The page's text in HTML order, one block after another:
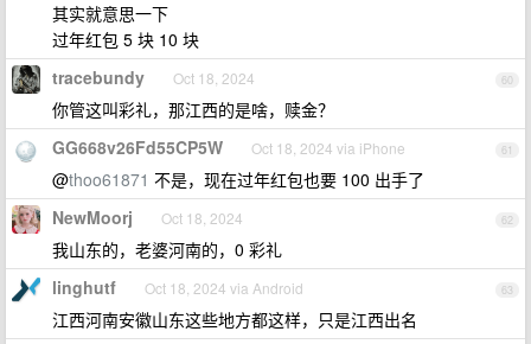
其实就意思一下
过年红包 5 块 10 块
60
tracebundy Oct 18, 2024
你管这叫彩礼，那江西的是啥，赎金？
61
GG668v26Fd55CP5W Oct 18, 2024 via iPhone
@thoo61871 不是，现在过年红包也要 100 出手了
62
NewMoorj Oct 18, 2024
我山东的，老婆河南的，0 彩礼
63
linghutf Oct 18, 2024 via Android
江西河南安徽山东这些地方都这样，只是江西出名